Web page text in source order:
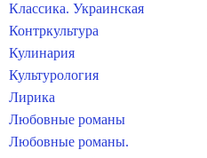
Классика. Украинская
Контркультура
Кулинария
Культурология
Лирика
Любовные романы
Любовные романы.